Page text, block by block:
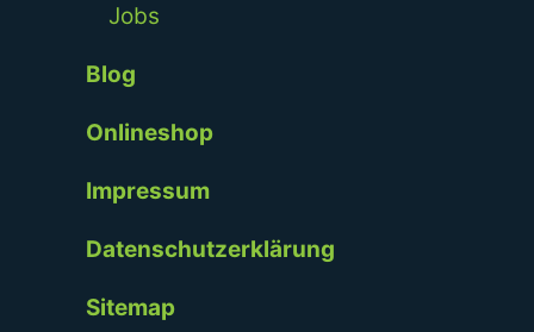
Jobs
Blog
Onlineshop
Impressum
Datenschutzerklärung
Sitemap